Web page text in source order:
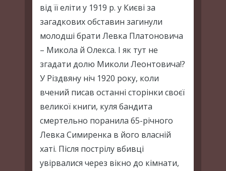
від її еліти у 1919 р. у Києві за
загадкових обставин загинули
молодші брати Левка Платоновича
– Микола й Олекса. І як тут не
згадати долю Миколи Леонтовича!?
У Різдвяну ніч 1920 року, коли
вчений писав останні сторінки своєї
великої книги, куля бандита
смертельно поранила 65-річного
Левка Симиренка в його власній
хаті. Після пострілу вбивці
увірвалися через вікно до кімнати,